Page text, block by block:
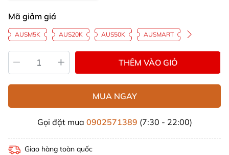
Mã giảm giá
AUSM5K AUS20K AUS50K AUSMART
THÊM VÀO GIỎ
MUA NGAY
Gọi đặt mua 0902571389 (7:30 - 22:00)
Giao hàng toàn quốc